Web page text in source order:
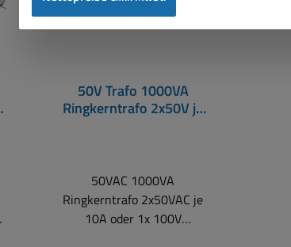
50V Trafo 1000VA
Ringkerntrafo 2x50V je
50VAC 1000VA
Ringkerntrafo 2x50VAC je
10A oder 1x 100V